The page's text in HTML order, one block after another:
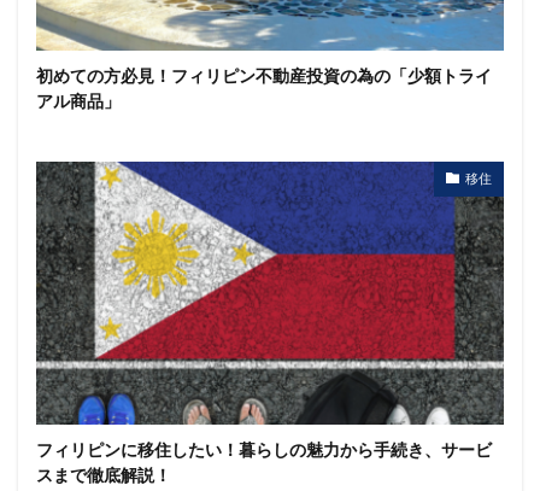
初めての方必見！フィリピン不動産投資の為の「少額トライ
アル商品」
移住
フィリピンに移住したい！暮らしの魅力から手続き、サービ
スまで徹底解説！